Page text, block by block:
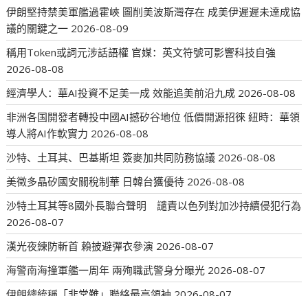
伊朗堅持禁美軍艦過霍峽 圖削美波斯灣存在 成美伊遲遲未達成協
議的關鍵之一 2026-08-09
稱用Token或詞元涉話語權 官媒：英文符號可影響科技自強
2026-08-08
經濟學人：華AI投資不足美一成 效能追美前沿九成 2026-08-08
非洲各国開發者轉投中國AI撼矽谷地位 低價開源招徠 紐時：華領
導人將AI作軟實力 2026-08-08
沙特、土耳其、巴基斯坦 簽麥加共同防務協議 2026-08-08
美徵多晶矽國安關稅制華 日韓台獲優待 2026-08-08
沙特土耳其等8國外長聯合聲明 譴責以色列對加沙持續侵犯行為
2026-08-07
漢光夜練防斬首 賴披避彈衣參演 2026-08-07
海警南海撞軍艦一周年 兩殉職武警身分曝光 2026-08-07